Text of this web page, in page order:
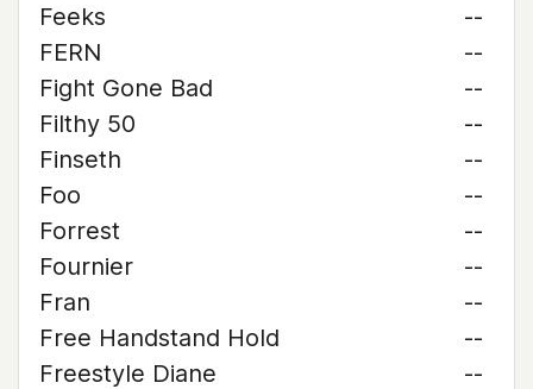
Feeks
--
FERN
--
Fight Gone Bad
--
Filthy 50
--
Finseth
--
Foo
--
Forrest
--
Fournier
--
Fran
--
Free Handstand Hold
--
Freestyle Diane
--